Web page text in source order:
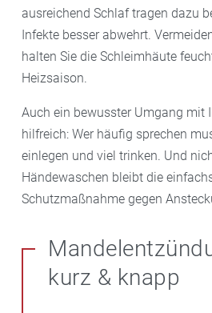
ausreichend Schlaf tragen dazu
Infekte besser abwehrt.
halten Sie die Schleimhäute
Heizsaison.
Auch ein bewusster Umgang mit
hilfreich: Wer häufig sprechen
einlegen und viel trinken. Und
Händewaschen bleibt die
Schutzmaßnahme gegen
kurz & knapp